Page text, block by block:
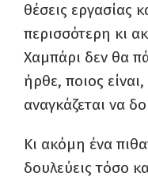
θέσεις εργασίας
περισσότερη κι
Χαμπάρι δεν θα
ήρθε, ποιος
αναγκάζεται να
Κι ακόμη ένα
δουλεύεις τόσο